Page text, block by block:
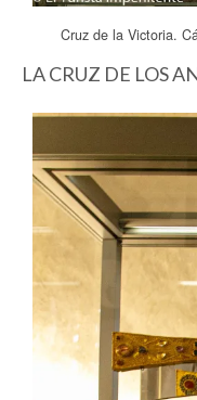
Cruz de la Victoria.
LA CRUZ DE LOS